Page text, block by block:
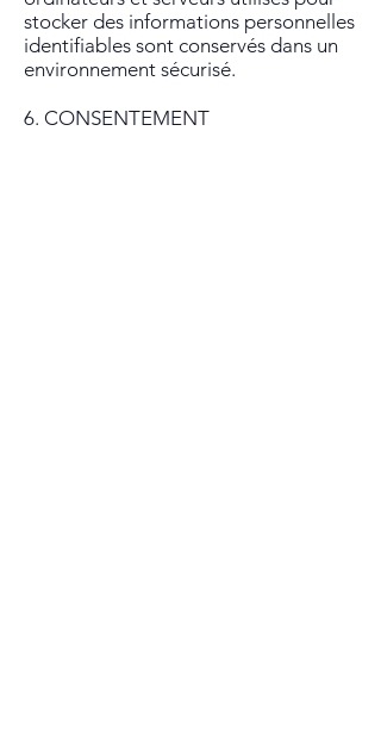
stocker des informations personnelles
identifiables sont conservés dans un
environnement sécurisé.
6. CONSENTEMENT